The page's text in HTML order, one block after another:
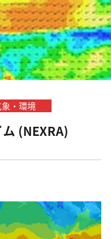
・環境
(NEXRA)